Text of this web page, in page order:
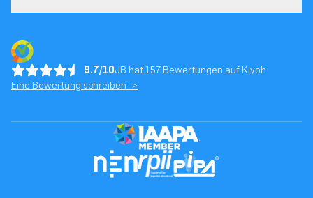
9.7/10JB hat 157 Bewertungen auf Kiyoh
Eine Bewertung schreiben ->